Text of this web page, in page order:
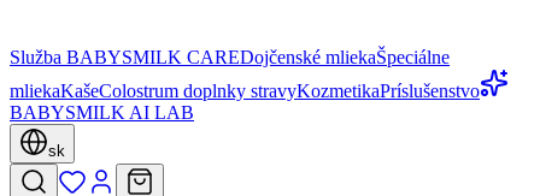
Služba BABYSMILK CAREDojčenské mliekaŠpeciálne
mliekaKašeColostrum doplnky stravyKozmetikaPríslušenstvo
BABYSMILK AI LAB
sk